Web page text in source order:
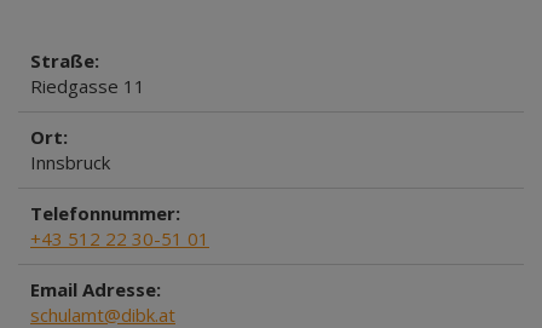
Straße:
Riedgasse 11
Ort:
Innsbruck
Telefonnummer:
+43 512 22 30-51 01
Email Adresse:
schulamt@dibk.at